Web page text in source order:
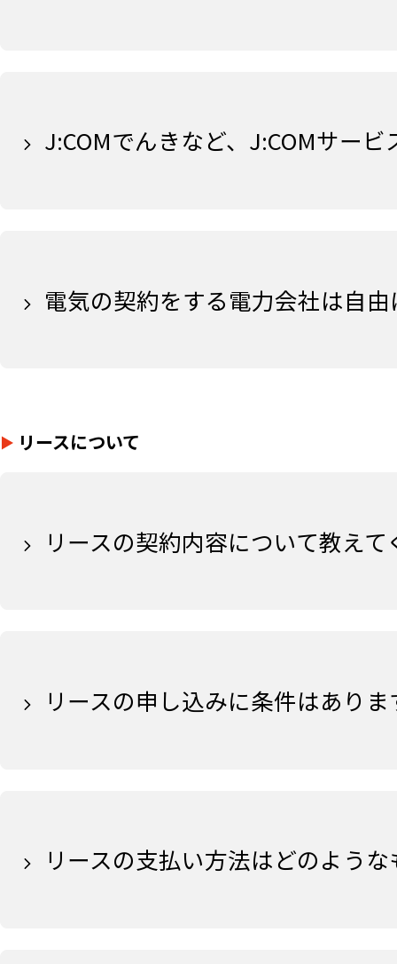
J:COMでんきなど、J:COMサー
電気の契約をする電力会社は自
リースについて
リースの契約内容について教えて
リースの申し込みに条件はあり
リースの支払い方法はどのよう